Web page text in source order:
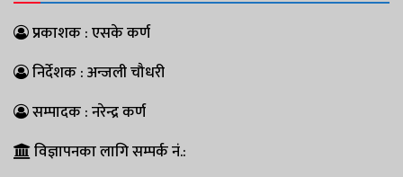
प्रकाशक : एसके कर्ण
निर्देशक : अन्जली चौधरी
सम्पादक : नरेन्द्र कर्ण
विज्ञापनका लागि सम्पर्क नं.: